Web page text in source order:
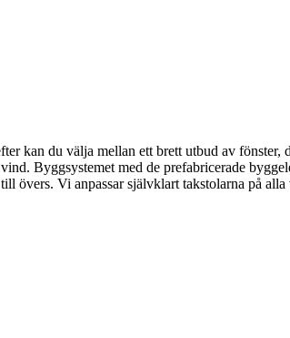
kan du välja mellan ett brett utbud av fönster,
Byggsystemet med de prefabricerade
Vi anpassar självklart takstolarna på alla